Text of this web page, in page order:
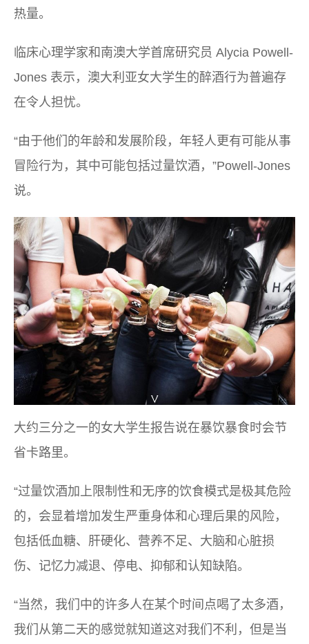
热量。
临床心理学家和南澳大学首席研究员 Alycia Powell-
Jones 表示，澳大利亚女大学生的醉酒行为普遍存
在令人担忧。
“由于他们的年龄和发展阶段，年轻人更有可能从事
冒险行为，其中可能包括过量饮酒，”Powell-Jones
说。
大约三分之一的女大学生报告说在暴饮暴食时会节
省卡路里。
“过量饮酒加上限制性和无序的饮食模式是极其危险
的，会显着增加发生严重身体和心理后果的风险，
包括低血糖、肝硬化、营养不足、大脑和心脏损
伤、记忆力减退、停电、抑郁和认知缺陷。
“当然，我们中的许多人在某个时间点喝了太多酒，
我们从第二天的感觉就知道这对我们不利，但是当